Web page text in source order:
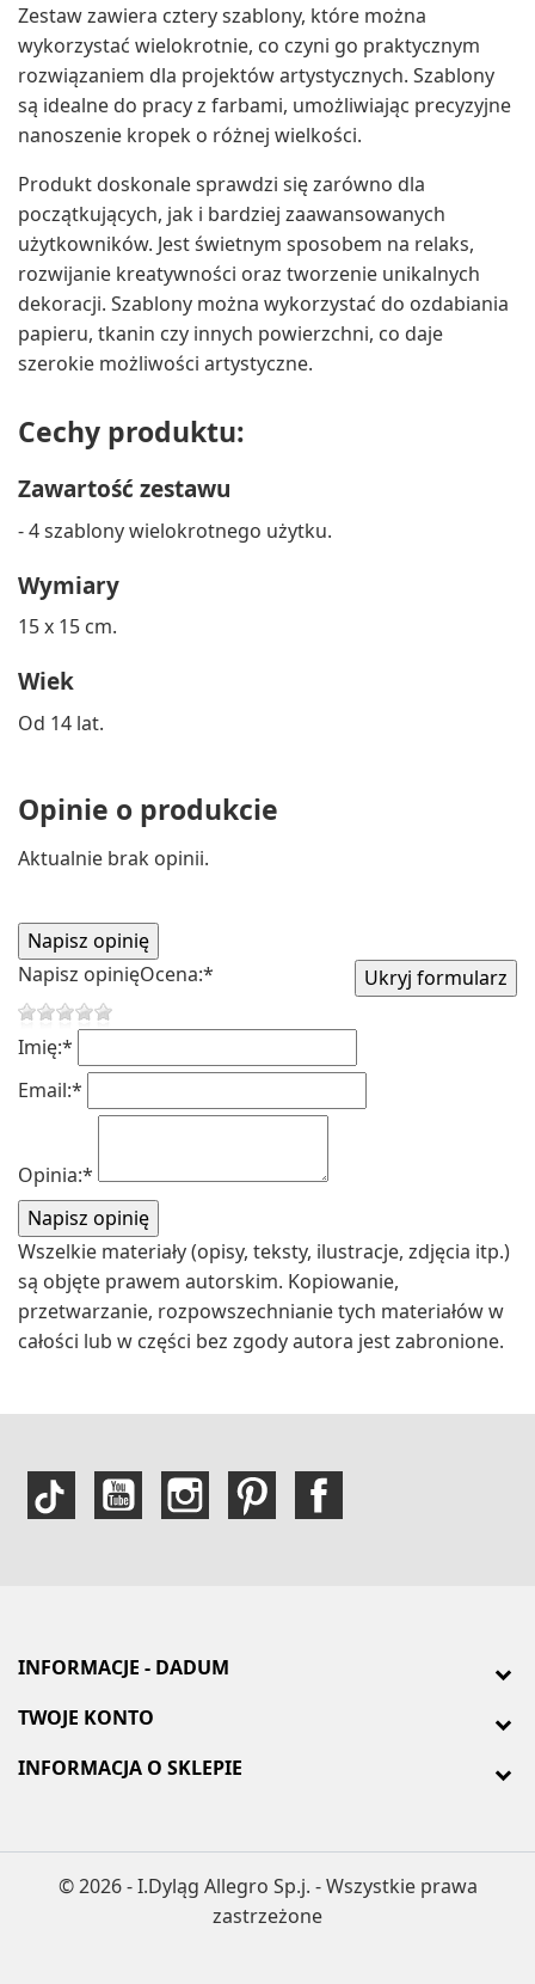
Zestaw zawiera cztery szablony, które można
wykorzystać wielokrotnie, co czyni go praktycznym
rozwiązaniem dla projektów artystycznych. Szablony
są idealne do pracy z farbami, umożliwiając precyzyjne
nanoszenie kropek o różnej wielkości.
Produkt doskonale sprawdzi się zarówno dla
początkujących, jak i bardziej zaawansowanych
użytkowników. Jest świetnym sposobem na relaks,
rozwijanie kreatywności oraz tworzenie unikalnych
dekoracji. Szablony można wykorzystać do ozdabiania
papieru, tkanin czy innych powierzchni, co daje
szerokie możliwości artystyczne.
Cechy produktu:
Zawartość zestawu
- 4 szablony wielokrotnego użytku.
Wymiary
15 x 15 cm.
Wiek
Od 14 lat.
Opinie o produkcie
Aktualnie brak opinii.
Napisz opinięOcena:*
Imię:*
Email:*
Opinia:*
Wszelkie materiały (opisy, teksty, ilustracje, zdjęcia itp.)
są objęte prawem autorskim. Kopiowanie,
przetwarzanie, rozpowszechnianie tych materiałów w
całości lub w części bez zgody autora jest zabronione.
INFORMACJE - DADUM
TWOJE KONTO
INFORMACJA O SKLEPIE
© 2026 - I.Dyląg Allegro Sp.j. - Wszystkie prawa
zastrzeżone